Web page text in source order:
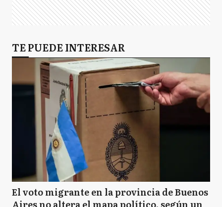
TE PUEDE INTERESAR
El voto migrante en la provincia de Buenos
Aires no altera el mapa político, según un